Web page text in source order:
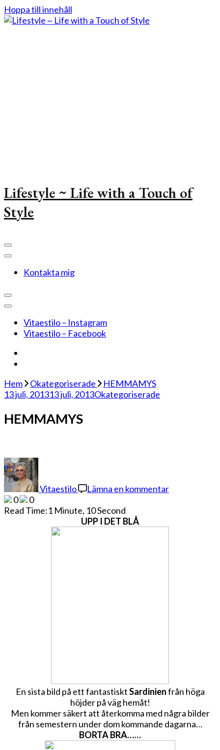
Hoppa till innehåll
Lifestyle ~ Life with a Touch of
Style
Kontakta mig
Vitaestilo – Instagram
Vitaestilo – Facebook
Hem Okategoriserade
HEMMAMYS
13 juli, 201313 juli, 2013Okategoriserade
HEMMAMYS
Vitaestilo Lämna en kommentar
0
0
Read Time:1 Minute, 10 Second
UPP I DET BLÅ
En sista bild på ett fantastisktSardinienfrån höga
höjder på väg hemåt!
Men kommer säkert att återkomma med några bilder
från semestern under dom kommande dagarna…
BORTA BRA……